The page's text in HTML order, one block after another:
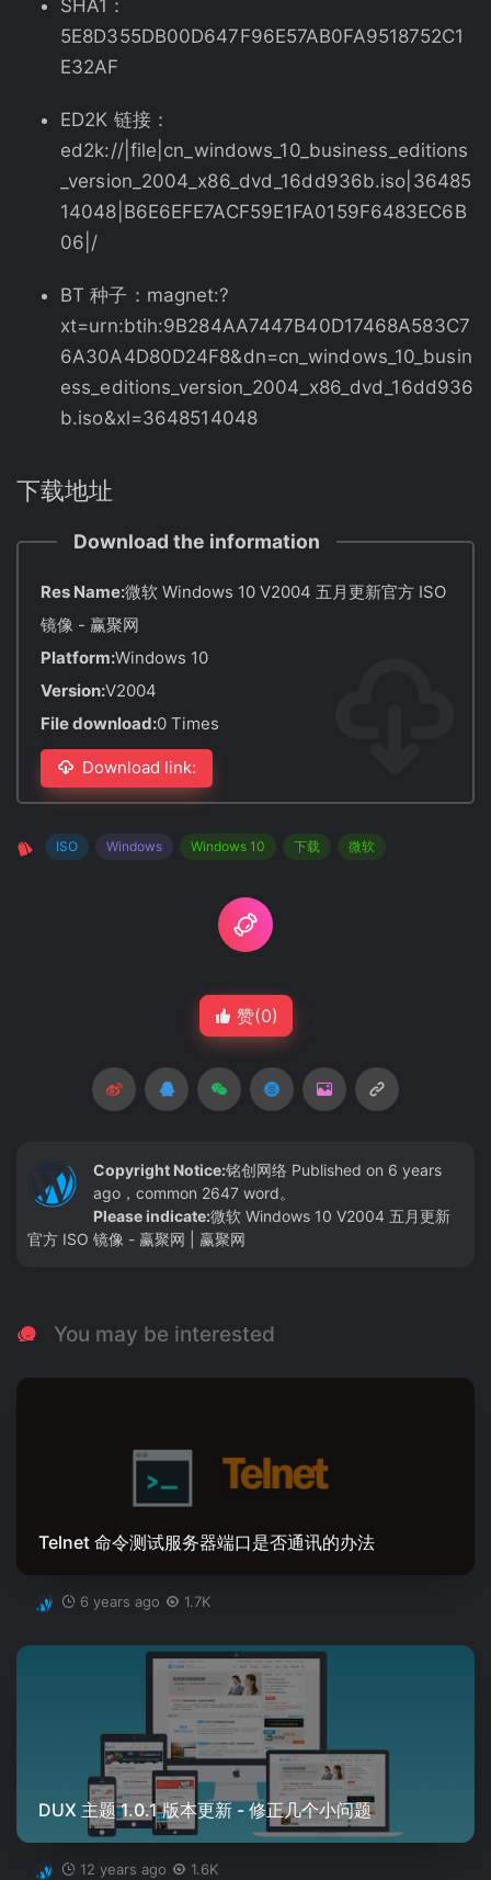
SHA1：
5E8D355DB00D647F96E57AB0FA9518752C1
E32AF
ED2K 链接：
ed2k://|file|cn_windows_10_business_editions
_version_2004_x86_dvd_16dd936b.iso|36485
14048|B6E6EFE7ACF59E1FA0159F6483EC6B
06|/
BT 种子：magnet:?
xt=urn:btih:9B284AA7447B40D17468A583C7
6A30A4D80D24F8&dn=cn_windows_10_busin
ess_editions_version_2004_x86_dvd_16dd936
b.iso&xl=3648514048
下载地址
Download the information
Res Name:微软 Windows 10 V2004 五月更新官方 ISO
镜像 - 赢聚网
Platform:Windows 10
Version:V2004
File download:0 Times
Download link:
ISO Windows Windows 10 下载 微软
赞(0)
Copyright Notice:铭创网络 Published on 6 years
ago，common 2647 word。
Please indicate:微软 Windows 10 V2004 五月更新
官方 ISO 镜像 - 赢聚网 | 赢聚网
You may be interested
Telnet 命令测试服务器端口是否通讯的办法
6 years ago 1.7K
DUX 主题 1.0.1 版本更新 - 修正几个小问题
12 years ago 1.6K